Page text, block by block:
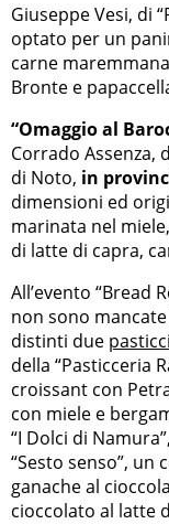
Giuseppe Vesi, di
optato per un
carne
Bronte e
“Omaggio al
Corrado Assenza,
di Noto, in
dimensioni ed
marinata nel
di latte di capra,
All’evento “Bread
non sono
distinti due
della “Pasticceria
croissant con
con miele e
“I Dolci di
“Sesto senso”,
ganache al
cioccolato al latte